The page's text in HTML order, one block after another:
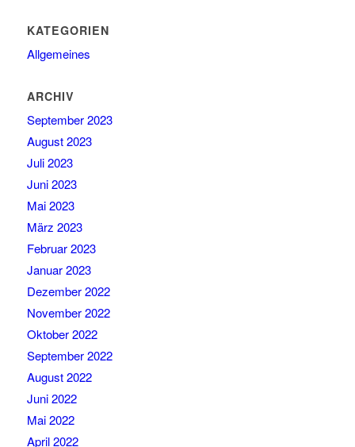
KATEGORIEN
Allgemeines
ARCHIV
September 2023
August 2023
Juli 2023
Juni 2023
Mai 2023
März 2023
Februar 2023
Januar 2023
Dezember 2022
November 2022
Oktober 2022
September 2022
August 2022
Juni 2022
Mai 2022
April 2022